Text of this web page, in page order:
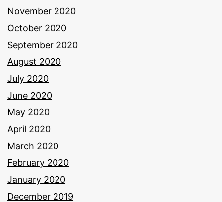
November 2020
October 2020
September 2020
August 2020
July 2020
June 2020
May 2020
April 2020
March 2020
February 2020
January 2020
December 2019